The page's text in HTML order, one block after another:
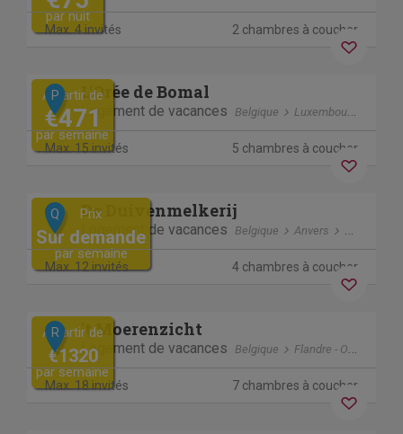
par nuit
Max. 4 invités 2 chambres à coucher
Previous
A partir de
€471
par semaine
P L'Orée de Bomal
Logement de vacances Belgique Luxembourg
Max. 15 invités 5 chambres à coucher
Previous
Prix
Sur demande
par semaine
Q De Duivenmelkerij
Logement de vacances Belgique Anvers Meerhout
Max. 12 invités 4 chambres à coucher
Previous
A partir de
€1320
par semaine
R 't Moerenzicht
Logement de vacances Belgique Flandre - Occidentale
Max. 18 invités 7 chambres à coucher